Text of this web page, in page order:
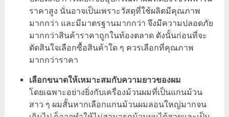
ราคาสูง นั่นอาจเป็นเพราะวัสดุที่ใช้ผลิตมีคุณภาพ
มากกว่า และมีมาตรฐานมากกว่า จึงมีความปลอดภัย
มากกว่าสินค้าราคาถูกในท้องตลาด ดังนั้นก่อนที่จะ
ตัดสินใจเลือกซื้อสินค้าใด ๆ ควรเลือกที่คุณภาพ
มากกว่าราคา
เลือกขนาดให้เหมาะสมกับความยาวของผม
โดยเฉพาะอย่างยิ่งกับเครื่องม้วนผมที่เป็นแกนม้วน
สาว ๆ ผมสั้นหากเลือกแกนม้วนผมลอนใหญ่มากจน